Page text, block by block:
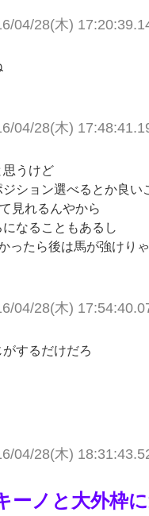
04/28(木)
04/28(木)
思うけど
ション選べるとか良い
見れるんやから
なることもあるし
ったら後は馬が強けり
04/28(木)
するだけだろ
04/28(木)
ーノと大外枠